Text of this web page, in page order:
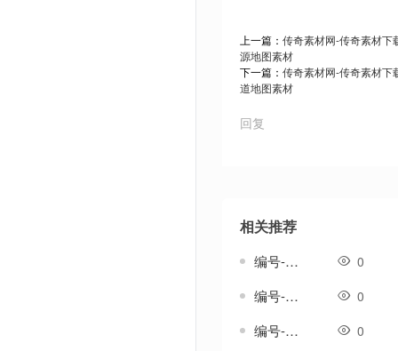
上一篇： 传奇素材网-传奇素材下
源地图素材
下一篇： 传奇素材网-传奇素材下
道地图素材
回复
相关推荐
编号-雄浑套-传奇分体剑甲素材 0
编号-雅生涟套-传奇一体剑甲素材 0
编号-雨吟套-传奇一体剑甲素材 0